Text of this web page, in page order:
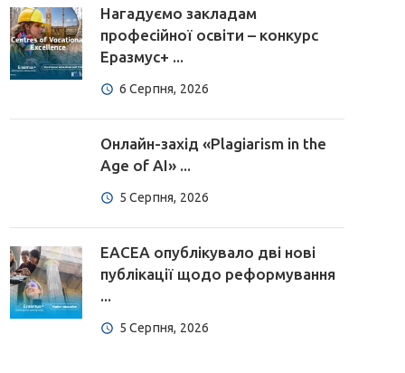
Нагадуємо закладам
професійної освіти – конкурс
Еразмус+ ...
6 Серпня, 2026
Онлайн-захід «Plagiarism in the
Age of AI» ...
5 Серпня, 2026
EACEA опублікувало дві нові
публікації щодо реформування
...
5 Серпня, 2026